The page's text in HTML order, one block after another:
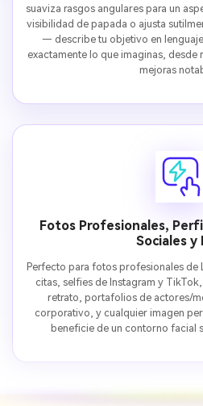
suaviza rasgos angulares para un
visibilidad de papada o ajusta
— describe tu objetivo en
exactamente lo que imaginas, desde
mejoras
Fotos Profesionales,
Sociales y
Perfecto para fotos profesionales de
citas, selfies de Instagram y
retrato, portafolios de actores/
corporativo, y cualquier imagen
beneficie de un contorno facial